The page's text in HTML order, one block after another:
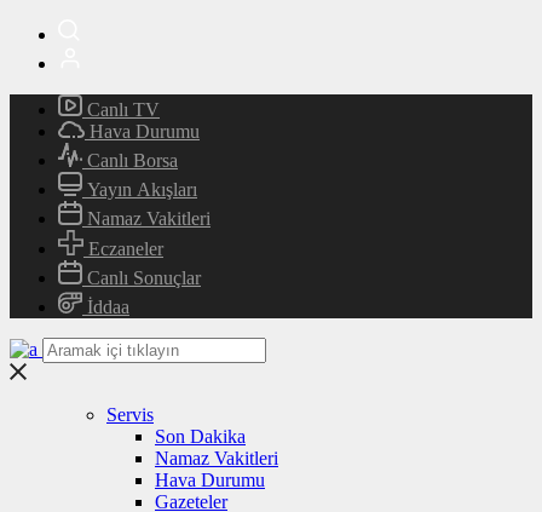
Canlı TV
Hava Durumu
Canlı Borsa
Yayın Akışları
Namaz Vakitleri
Eczaneler
Canlı Sonuçlar
İddaa
Servis
Son Dakika
Namaz Vakitleri
Hava Durumu
Gazeteler